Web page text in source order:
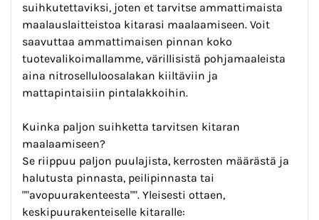
suihkutettaviksi, joten et tarvitse ammattimaista
maalauslaitteistoa kitarasi maalaamiseen. Voit
saavuttaa ammattimaisen pinnan koko
tuotevalikoimallamme, värillisistä pohjamaaleista
aina nitroselluloosalakan kiiltäviin ja
mattapintaisiin pintalakkoihin.
Kuinka paljon suihketta tarvitsen kitaran
maalaamiseen?
Se riippuu paljon puulajista, kerrosten määrästä ja
halutusta pinnasta, peilipinnasta tai
""avopuurakenteesta"". Yleisesti ottaen,
keskipuurakenteiselle kitaralle: